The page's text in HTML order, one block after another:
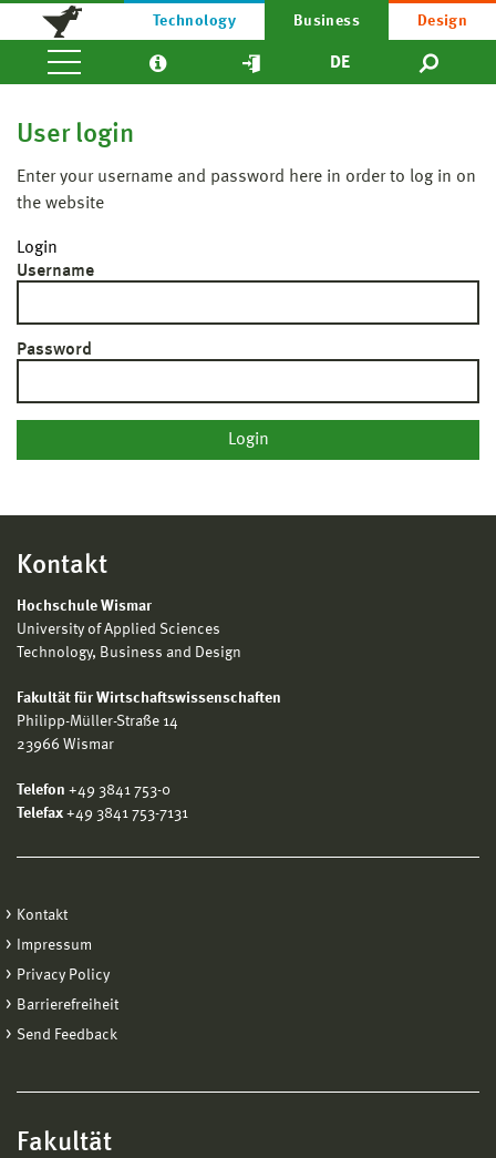
Technology Business Design
DE
User login
Enter your username and password here in order to log in on
the website
Login
Username
Password
Kontakt
Hochschule Wismar
University of Applied Sciences
Technology, Business and Design
Fakultät für Wirtschaftswissenschaften
Philipp-Müller-Straße 14
23966 Wismar
Telefon +49 3841 753-0
Telefax +49 3841 753-7131
Kontakt
Impressum
Privacy Policy
Barrierefreiheit
Send Feedback
Fakultät